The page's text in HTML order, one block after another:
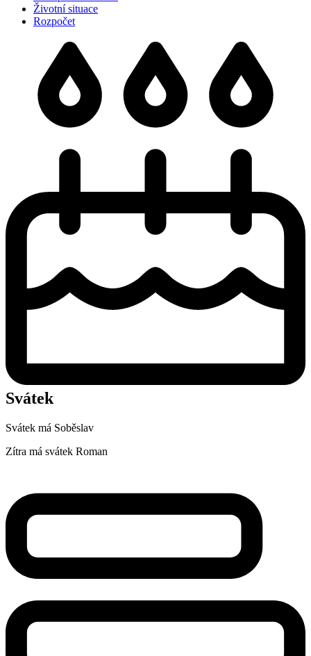
Životní situace
Rozpočet
Svátek
Svátek má Soběslav
Zítra má svátek Roman